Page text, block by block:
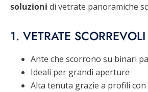
soluzioni di vetrate panoramiche
1. VETRATE
Ante che scorrono su binari
Ideali per grandi aperture
Alta tenuta grazie a profili